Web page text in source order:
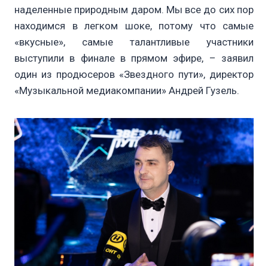
наделенные природным даром. Мы все до сих пор
находимся в легком шоке, потому что самые
«вкусные», самые талантливые участники
выступили в финале в прямом эфире, – заявил
один из продюсеров «Звездного пути», директор
«Музыкальной медиакомпании» Андрей Гузель.